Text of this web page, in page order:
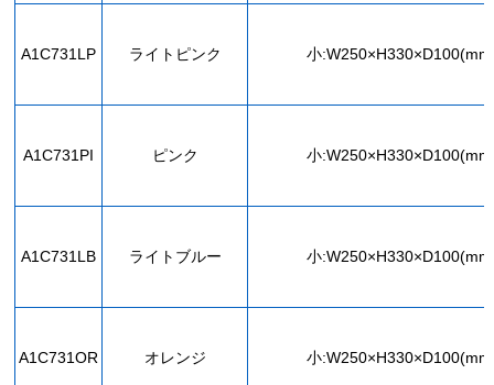
A1C731LP ライトピンク 小
A1C731PI ピンク 小
A1C731LB ライトブルー 小
A1C731OR オレンジ 小